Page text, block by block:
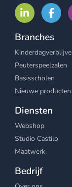
Branches
Peuterspeelzalen
Basisscholen
Nieuwe producten
Diensten
Webshop
Studio Castilo
Maatwerk
Bedrijf